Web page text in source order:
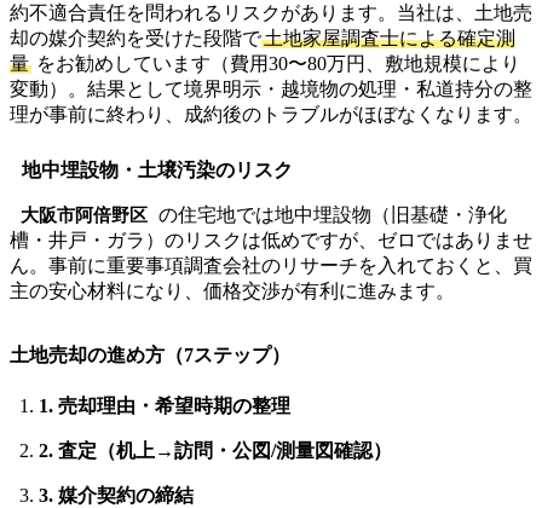
約不適合責任を問われるリスクがあります。当社は、土地売
却の媒介契約を受けた段階で土地家屋調査士による確定測
量をお勧めしています（費用30〜80万円、敷地規模により
変動）。結果として境界明示・越境物の処理・私道持分の整
理が事前に終わり、成約後のトラブルがほぼなくなります。
地中埋設物・土壌汚染のリスク
大阪市阿倍野区 の住宅地では地中埋設物（旧基礎・浄化
槽・井戸・ガラ）のリスクは低めですが、ゼロではありませ
ん。事前に重要事項調査会社のリサーチを入れておくと、買
主の安心材料になり、価格交渉が有利に進みます。
土地売却の進め方（7ステップ）
1. 売却理由・希望時期の整理
2. 査定（机上→訪問・公図/測量図確認）
3. 媒介契約の締結